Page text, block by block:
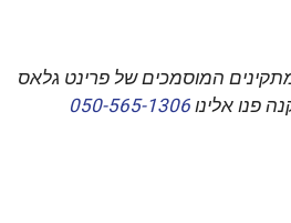
המוסמכים של פרינט גלאס
פנו אלינו050-565-1306